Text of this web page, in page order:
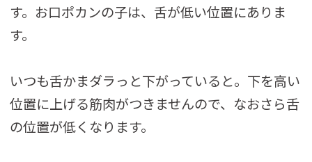
す。お口ポカンの子は、舌が低い位置にありま
す。
いつも舌かまダラっと下がっていると。下を高い
位置に上げる筋肉がつきませんので、なおさら舌
の位置が低くなります。